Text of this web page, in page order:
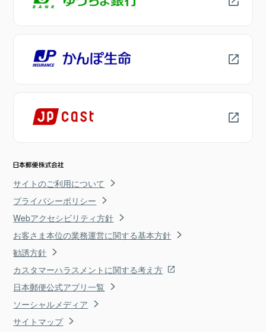
サイトのご利用について
プライバシーポリシー
Webアクセシビリティ方針
お客さま本位の業務運営に関する基本方針
勧誘方針
カスタマーハラスメントに関する考え方
日本郵便公式アプリ一覧
ソーシャルメディア
サイトマップ